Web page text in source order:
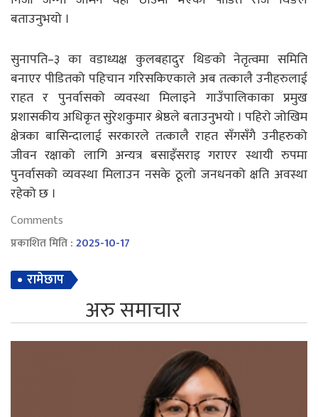
बताउनुभयो ।
सुनापति–३ का वडाध्यक्ष कुलबहादुर थिङको नेतृत्वमा समिति
बनाएर पीडितको पहिचान गरिसकिएकाले अब तत्कालै उनीहरुलाई
राहत र पुनर्वासको व्यवस्था मिलाइने गाउँपालिकाका प्रमुख
प्रशासकीय अधिकृत सुरेशकुमार श्रेष्ठले बताउनुभयो । पहिरो जोखिम
क्षेत्रका बासिन्दालाई सरकारले तत्कालै राहत सँगसँगै उनीहरुको
जीवन रक्षाको लागि अन्यत्र बसाइँसराइ गराएर स्थायी रुपमा
पुनर्वासको व्यवस्था मिलाउन नसके ठूलो जनधनको क्षति अवस्था
रहेको छ ।
Comments
प्रकाशित मिति :2025-10-17
रामेछाप
अरु समाचार